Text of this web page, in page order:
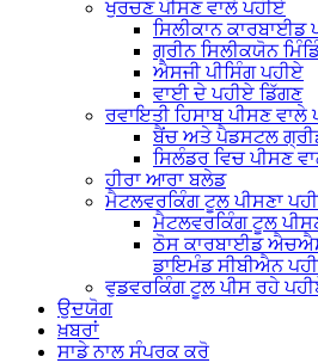
ਖੁਰਚਣ ਪੀਸਣ ਵਾਲੇ ਪਹੀਏ
ਸਿਲੀਕਾਨ ਕਾਰਬਾਈਡ
ਗ੍ਰੀਨ ਸਿਲੀਕਯੋਨ
ਐਸਜੀ ਪੀਸਿੰਗ ਪਹੀਏ
ਵਾਈ ਦੇ ਪਹੀਏ ਡਿੱਗਣ
ਰਵਾਇਤੀ ਹਿਸਾਬ ਪੀਸਣ ਵਾਲੇ
ਬੈਂਚ ਅਤੇ ਪੈਡਸਟਲ
ਸਿਲੰਡਰ ਵਿਚ ਪੀਸਣ
ਹੀਰਾ ਆਰਾ ਬਲੇਡ
ਮੈਟਲਵਰਕਿੰਗ ਟੂਲ ਪੀਸਣਾ
ਮੈਟਲਵਰਕਿੰਗ ਟੂਲ
ਠੋਸ ਕਾਰਬਾਈਡ
ਡਾਇਮੰਡ ਸੀਬੀਐਨ
ਵੁਡਵਰਕਿੰਗ ਟੂਲ ਪੀਸ ਰਹੇ
ਉਦਯੋਗ
ਖ਼ਬਰਾਂ
ਸਾਡੇ ਨਾਲ ਸੰਪਰਕ ਕਰੋ